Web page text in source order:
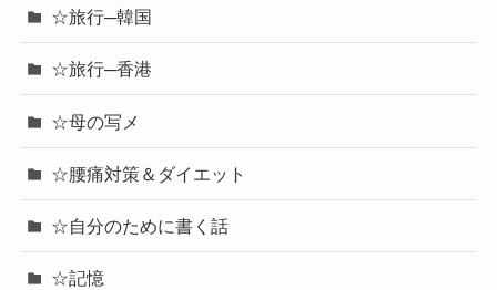
☆旅行─韓国
☆旅行─香港
☆母の写メ
☆腰痛対策＆ダイエット
☆自分のために書く話
☆記憶